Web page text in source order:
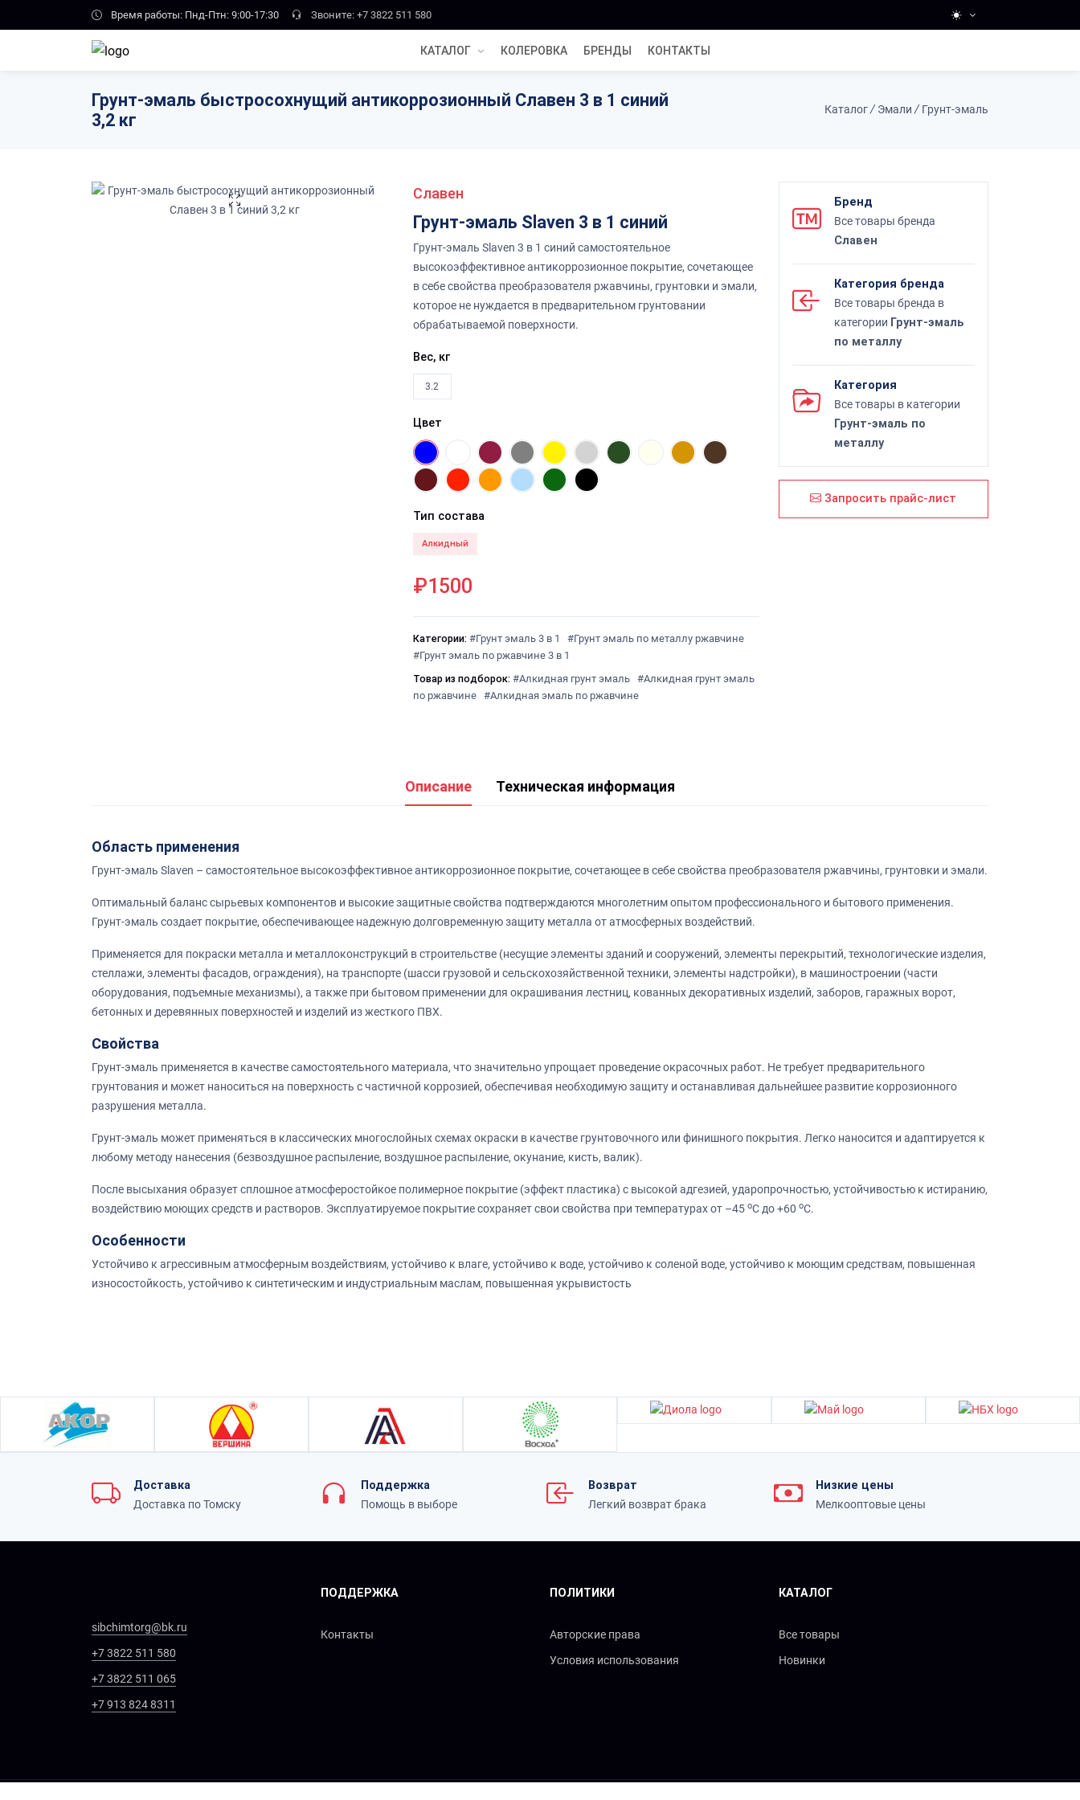
Skip to main content Время работы: Пнд-Птн: 9:00-17:30 Звоните: +7 3822 511 580
КАТАЛОГ КОЛЕРОВКА БРЕНДЫ КОНТАКТЫ
Грунт-эмаль быстросохнущий антикоррозионный Славен 3 в 1 синий
3,2 кг
Каталог/ Эмали / Грунт-эмаль
Славен
Грунт-эмаль Slaven 3 в 1 синий
Грунт-эмаль Slaven 3 в 1 синий самостоятельное
высокоэффективное антикоррозионное покрытие, сочетающее
в себе свойства преобразователя ржавчины, грунтовки и эмали,
которое не нуждается в предварительном грунтовании
обрабатываемой поверхности.
Вес, кг
3.2
Цвет
Тип состава
Алкидный
₽1500
Категории: #Грунт эмаль 3 в 1
#Грунт эмаль по металлу ржавчине
#Грунт эмаль по ржавчине 3 в 1
Товар из подборок: #Алкидная грунт эмаль
#Алкидная грунт эмаль
по ржавчине
#Алкидная эмаль по ржавчине
Бренд
Все товары бренда
Славен
Категория бренда
Все товары бренда в
категории Грунт-эмаль
по металлу
Категория
Все товары в категории
Грунт-эмаль по
металлу
Запросить прайс-лист
Описание Техническая информация
Область применения
Грунт-эмаль Slaven – самостоятельное высокоэффективное антикоррозионное покрытие, сочетающее в себе свойства преобразователя ржавчины, грунтовки и эмали.
Оптимальный баланс сырьевых компонентов и высокие защитные свойства подтверждаются многолетним опытом профессионального и бытового применения.
Грунт-эмаль создает покрытие, обеспечивающее надежную долговременную защиту металла от атмосферных воздействий.
Применяется для покраски металла и металлоконструкций в строительстве (несущие элементы зданий и сооружений, элементы перекрытий, технологические изделия,
стеллажи, элементы фасадов, ограждения), на транспорте (шасси грузовой и сельскохозяйственной техники, элементы надстройки), в машиностроении (части
оборудования, подъемные механизмы), а также при бытовом применении для окрашивания лестниц, кованных декоративных изделий, заборов, гаражных ворот,
бетонных и деревянных поверхностей и изделий из жесткого ПВХ.
Свойства
Грунт-эмаль применяется в качестве самостоятельного материала, что значительно упрощает проведение окрасочных работ. Не требует предварительного
грунтования и может наноситься на поверхность с частичной коррозией, обеспечивая необходимую защиту и останавливая дальнейшее развитие коррозионного
разрушения металла.
Грунт-эмаль может применяться в классических многослойных схемах окраски в качестве грунтовочного или финишного покрытия. Легко наносится и адаптируется к
любому методу нанесения (безвоздушное распыление, воздушное распыление, окунание, кисть, валик).
После высыхания образует сплошное атмосферостойкое полимерное покрытие (эффект пластика) с высокой адгезией, ударопрочностью, устойчивостью к истиранию,
воздействию моющих средств и растворов. Эксплуатируемое покрытие сохраняет свои свойства при температурах от –45 oС до +60 oС.
Особенности
Устойчиво к агрессивным атмосферным воздействиям, устойчиво к влаге, устойчиво к воде, устойчиво к соленой воде, устойчиво к моющим средствам, повышенная
износостойкость, устойчиво к синтетическим и индустриальным маслам, повышенная укрывистость
Доставка
Доставка по Томску
Поддержка
Помощь в выборе
Возврат
Легкий возврат брака
Низкие цены
Мелкооптовые цены
sibchimtorg@bk.ru
+7 3822 511 580
+7 3822 511 065
+7 913 824 8311
ПОДДЕРЖКА
Контакты
ПОЛИТИКИ
Авторские права
Условия использования
КАТАЛОГ
Все товары
Новинки